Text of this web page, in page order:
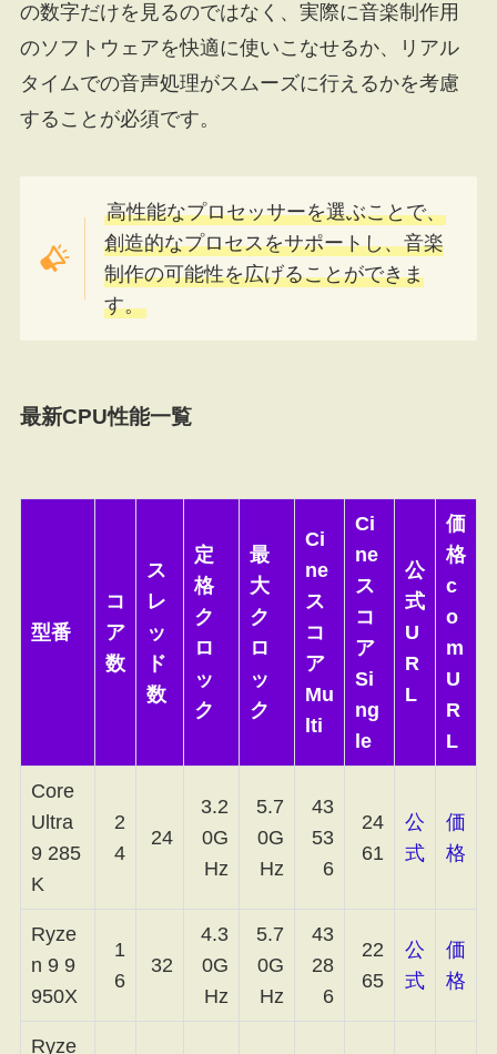
の数字だけを見るのではなく、実際に音楽制作用
のソフトウェアを快適に使いこなせるか、リアル
タイムでの音声処理がスムーズに行えるかを考慮
することが必須です。
高性能なプロセッサーを選ぶことで、
創造的なプロセスをサポートし、音楽
制作の可能性を広げることができま
す。
最新CPU性能一覧
型番
コ
ア
数
ス
レ
ッ
ド
数
定
格
ク
ロ
ッ
ク
最
大
ク
ロ
ッ
ク
Ci
ne
ス
コ
ア
Mu
lti
Ci
ne
ス
コ
ア
Si
ng
le
公
式
U
R
L
価
格
c
o
m
U
R
L
Core
Ultra
9 285
K
2
4
24
3.2
0G
Hz
5.7
0G
Hz
43
53
6
24
61
公
式
価
格
Ryze
n 9 9
950X
1
6
32
4.3
0G
Hz
5.7
0G
Hz
43
28
6
22
65
公
式
価
格
Ryze